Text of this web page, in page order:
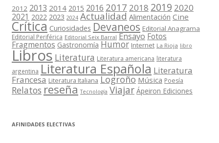
2012 2013 2014 2015 2016 2017 2018 2019 2020
2021 2022 2023 2024 Actualidad Alimentación Cine
Crítica Curiosidades Devaneos Editorial Anagrama
Editorial Periférica Editorial Seix Barral Ensayo Fotos
Fragmentos Gastronomía Humor Internet La Rioja libro
Libros Literatura Literatura americana literatura
argentina Literatura Española Literatura
Francesa Literatura Italiana Logroño Música Poesía
Relatos reseña Tecnología Viajar Ápeiron Ediciones
AFINIDADES ELECTIVAS